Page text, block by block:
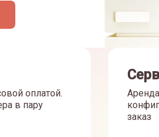
оплатой.
в пару
заказ